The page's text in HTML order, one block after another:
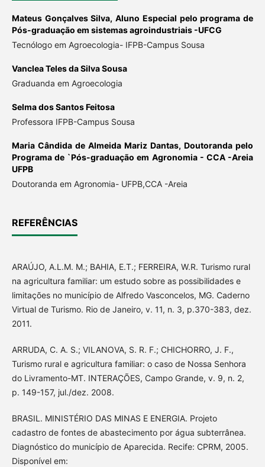
Mateus Gonçalves Silva,Aluno Especial pelo programa de
Pós-graduação em sistemas agroindustriais -UFCG
Tecnólogo em Agroecologia- IFPB-Campus Sousa
Vanclea Teles da Silva Sousa
Graduanda em Agroecologia
Selma dos Santos Feitosa
Professora IFPB-Campus Sousa
Maria Cândida de Almeida Mariz Dantas,Doutoranda pelo
Programa de `Pós-graduação em Agronomia - CCA -Areia
UFPB
Doutoranda em Agronomia- UFPB,CCA -Areia
REFERÊNCIAS
ARAÚJO, A.L.M. M.; BAHIA, E.T.; FERREIRA, W.R. Turismo rural
na agricultura familiar: um estudo sobre as possibilidades e
limitações no município de Alfredo Vasconcelos, MG. Caderno
Virtual de Turismo. Rio de Janeiro, v. 11, n. 3, p.370-383, dez.
2011.
ARRUDA, C. A. S.; VILANOVA, S. R. F.; CHICHORRO, J. F.,
Turismo rural e agricultura familiar: o caso de Nossa Senhora
do Livramento-MT. INTERAÇÕES, Campo Grande, v. 9, n. 2,
p. 149-157, jul./dez. 2008.
BRASIL. MINISTÉRIO DAS MINAS E ENERGIA. Projeto
cadastro de fontes de abastecimento por água subterrânea.
Diagnóstico do município de Aparecida. Recife: CPRM, 2005.
Disponível em: